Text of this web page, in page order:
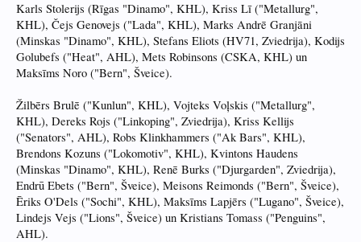
Karls Stolerijs (Rīgas "Dinamo", KHL), Kriss Lī ("Metallurg",
KHL), Čejs Genovejs ("Lada", KHL), Marks Andrē Granjāni
(Minskas "Dinamo", KHL), Stefans Eliots (HV71, Zviedrija), Kodijs
Golubefs ("Heat", AHL), Mets Robinsons (CSKA, KHL) un
Maksīms Noro ("Bern", Šveice).
Žilbērs Brulē ("Kunlun", KHL), Vojteks Voļskis ("Metallurg",
KHL), Dereks Rojs ("Linkoping", Zviedrija), Kriss Kellijs
("Senators", AHL), Robs Klinkhammers ("Ak Bars", KHL),
Brendons Kozuns ("Lokomotiv", KHL), Kvintons Haudens
(Minskas "Dinamo", KHL), Renē Burks ("Djurgarden", Zviedrija),
Endrū Ebets ("Bern", Šveice), Meisons Reimonds ("Bern", Šveice),
Ēriks O'Dels ("Sochi", KHL), Maksīms Lapjērs ("Lugano", Šveice),
Lindejs Vejs ("Lions", Šveice) un Kristians Tomass ("Penguins",
AHL).